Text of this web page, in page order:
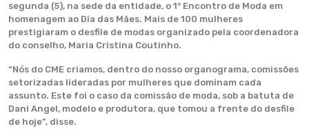
segunda (5), na sede da entidade, o 1º Encontro de Moda em
homenagem ao Dia das Mães. Mais de 100 mulheres
prestigiaram o desfile de modas organizado pela coordenadora
do conselho, Maria Cristina Coutinho.
“Nós do CME criamos, dentro do nosso organograma, comissões
setorizadas lideradas por mulheres que dominam cada
assunto. Este foi o caso da comissão de moda, sob a batuta de
Dani Angel, modelo e produtora, que tomou a frente do desfile
de hoje”, disse.